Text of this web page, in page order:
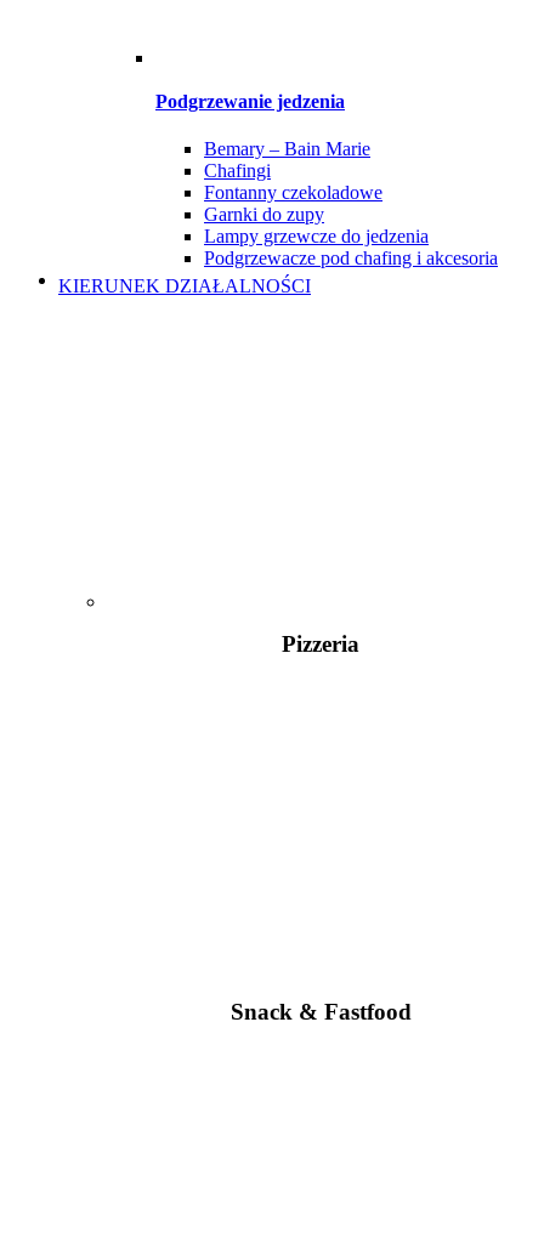
Podgrzewanie jedzenia
Bemary – Bain Marie
Chafingi
Fontanny czekoladowe
Garnki do zupy
Lampy grzewcze do jedzenia
Podgrzewacze pod chafing i akcesoria
KIERUNEK DZIAŁALNOŚCI
Pizzeria
Snack & Fastfood